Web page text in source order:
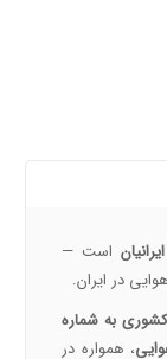
است —
در ایران.
به شماره
، همواره در